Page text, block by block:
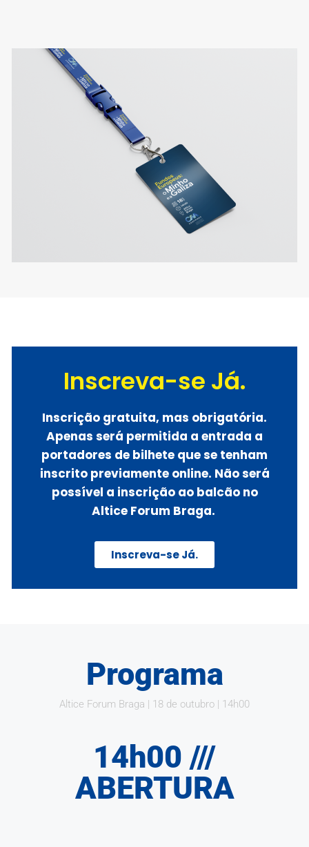
Inscreva-se Já.
Inscrição gratuita, mas obrigatória.
Apenas será permitida a entrada a
portadores de bilhete que se tenham
inscrito previamente online. Não será
possível a inscrição ao balcão no
Altice Forum Braga.
Inscreva-se Já.
Programa
Altice Forum Braga | 18 de outubro | 14h00
14h00 ///
ABERTURA